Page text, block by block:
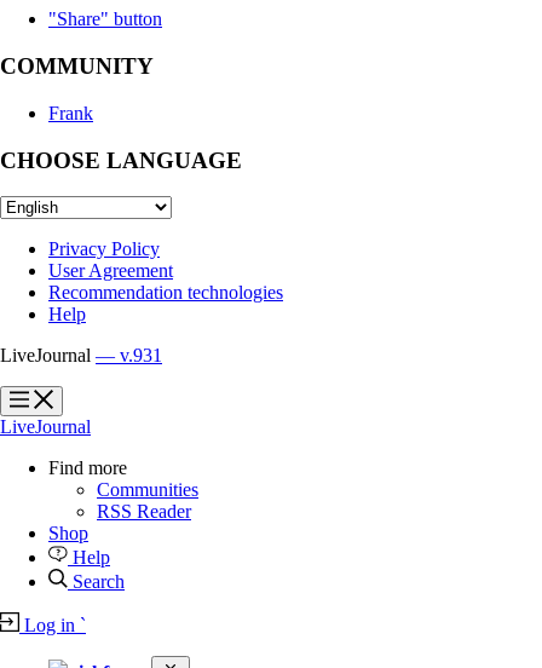
"Share" button
COMMUNITY
Frank
CHOOSE LANGUAGE
Privacy Policy
User Agreement
Recommendation technologies
Help
LiveJournal — v.931
?
?
LiveJournal
Find more
Communities
RSS Reader
Shop
Help
Search
Log in `